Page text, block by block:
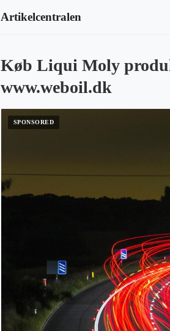
Artikelcentralen
Køb Liqui Moly
www.weboil.dk